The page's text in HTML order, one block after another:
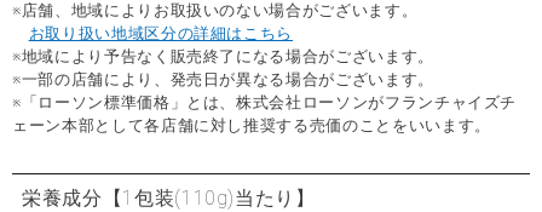
※店舗、地域によりお取扱いのない場合がございます。
お取り扱い地域区分の詳細はこちら
※地域により予告なく販売終了になる場合がございます。
※一部の店舗により、発売日が異なる場合がございます。
※「ローソン標準価格」とは、株式会社ローソンがフランチャイズチ
ェーン本部として各店舗に対し推奨する売価のことをいいます。
栄養成分 【1包装(110g)当たり】